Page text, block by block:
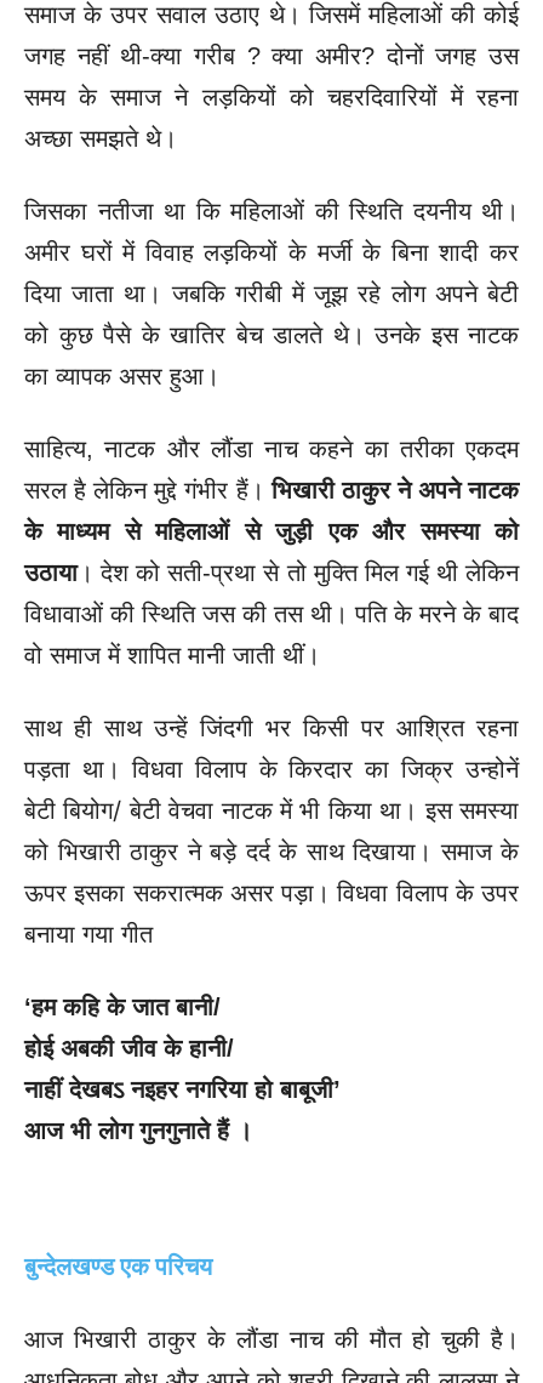
समाज के उपर सवाल उठाए थे। जिसमें महिलाओं की कोई
जगह नहीं थी-क्या गरीब ? क्या अमीर? दोनों जगह उस
समय के समाज ने लड़कियों को चहरदिवारियों में रहना
अच्छा समझते थे।
जिसका नतीजा था कि महिलाओं की स्थिति दयनीय थी।
अमीर घरों में विवाह लड़कियों के मर्जी के बिना शादी कर
दिया जाता था। जबकि गरीबी में जूझ रहे लोग अपने बेटी
को कुछ पैसे के खातिर बेच डालते थे। उनके इस नाटक
का व्यापक असर हुआ।
साहित्य, नाटक और लौंडा नाच कहने का तरीका एकदम
सरल है लेकिन मुद्दे गंभीर हैं।भिखारी ठाकुर ने अपने नाटक
के माध्यम से महिलाओं से जुड़ी एक और समस्या को
उठाया। देश को सती-प्रथा से तो मुक्ति मिल गई थी लेकिन
विधावाओं की स्थिति जस की तस थी। पति के मरने के बाद
वो समाज में शापित मानी जाती थीं।
साथ ही साथ उन्हें जिंदगी भर किसी पर आश्रित रहना
पड़ता था। विधवा विलाप के किरदार का जिक्र उन्होनें
बेटी बियोग/ बेटी वेचवा नाटक में भी किया था। इस समस्या
को भिखारी ठाकुर ने बड़े दर्द के साथ दिखाया। समाज के
ऊपर इसका सकरात्मक असर पड़ा। विधवा विलाप के उपर
बनाया गया गीत
‘हम कहि के जात बानी/
होई अबकी जीव के हानी/
नाहीं देखबऽ नइहर नगरिया हो बाबूजी’
आज भी लोग गुनगुनाते हैं ।
बुन्देलखण्ड एक परिचय
आज भिखारी ठाकुर के लौंडा नाच की मौत हो चुकी है।